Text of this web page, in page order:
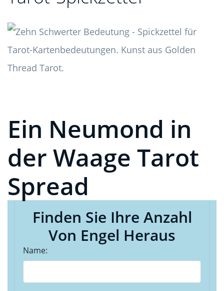
Ein Neumond in
der Waage Tarot
Spread
Finden Sie Ihre Anzahl
Von Engel Heraus
Name: